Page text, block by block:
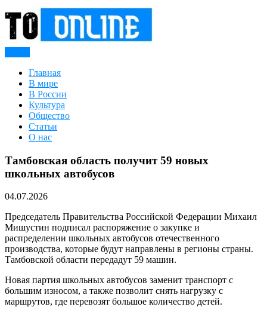
to
content
TO OnLine
Главная
В мире
В России
Культура
Общество
Статьи
О нас
Тамбовская область получит 59 новых
школьных автобусов
04.07.2026
Председатель Правительства Российской Федерации Михаил
Мишустин подписал распоряжение о закупке и
распределении школьных автобусов отечественного
производства, которые будут направлены в регионы страны.
Тамбовской области передадут 59 машин.
Новая партия школьных автобусов заменит транспорт с
большим износом, а также позволит снять нагрузку с
маршрутов, где перевозят большое количество детей.